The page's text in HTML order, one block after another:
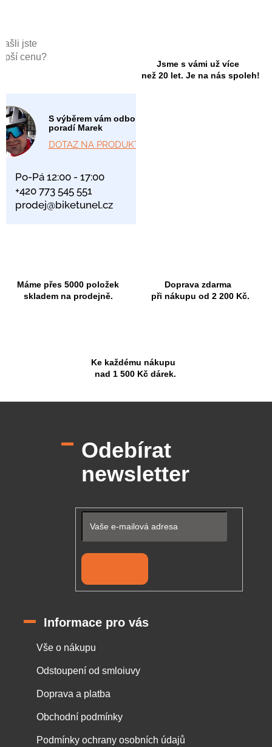
jste
cenu?
S výběrem vám odborně
poradí Marek
DOTAZ NA PRODUKT
Po-Pá 12:00 - 17:00
+420 773 545 551
prodej@biketunel.cz
Jsme s vámi už více
než 20 let. Je na nás spoleh!
Máme přes 5000 položek
skladem na prodejně.
Doprava zdarma
při nákupu od 2 200 Kč.
Ke každému nákupu
nad 1 500 Kč dárek.
Odebírat
newsletter
Informace pro vás
Vše o nákupu
Odstoupení od smloiuvy
Doprava a platba
Obchodní podmínky
Podmínky ochrany osobních údajů